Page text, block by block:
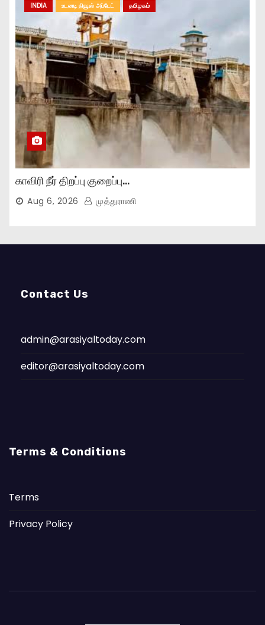
INDIA உடனடி நியூஸ் அப்டேட் தமிழகம்
காவிரி நீர் திறப்பு குறைப்பு…
Aug 6, 2026 முத்துராணி
Contact Us
admin@arasiyaltoday.com
editor@arasiyaltoday.com
Terms & Conditions
Terms
Privacy Policy